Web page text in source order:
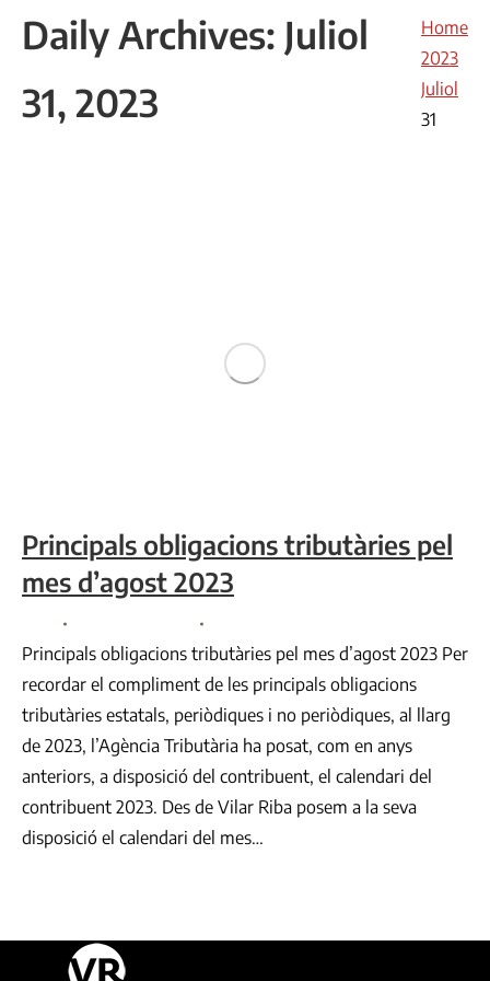
Daily Archives: Juliol
31, 2023
You are
here:
Home
2023
Juliol
31
Principals obligacions tributàries pel
mes d’agost 2023
Principals obligacions tributàries pel mes d’agost 2023 Per
recordar el compliment de les principals obligacions
tributàries estatals, periòdiques i no periòdiques, al llarg
de 2023, l’Agència Tributària ha posat, com en anys
anteriors, a disposició del contribuent, el calendari del
contribuent 2023. Des de Vilar Riba posem a la seva
disposició el calendari del mes…